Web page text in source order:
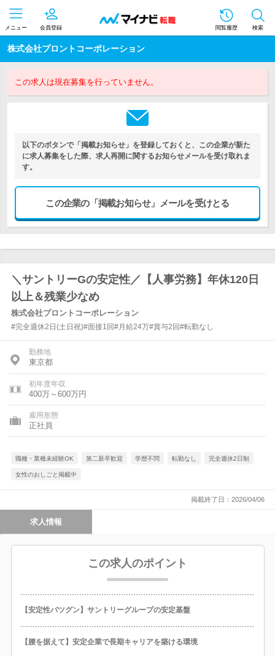
メニュー 会員登録 閲覧履歴 検索
株式会社プロントコーポレーション
この求人は現在募集を行っていません。
以下のボタンで「掲載お知らせ」を登録しておくと、この企業が新た
に求人募集をした際、求人再開に関するお知らせメールを受け取れま
す。
この企業の「掲載お知らせ」メールを受けとる
＼サントリーGの安定性／【人事労務】年休120日
以上＆残業少なめ
株式会社プロントコーポレーション
#完全週休2日(土日祝)#面接1回#月給24万#賞与2回#転勤なし
勤務地
東京都
初年度年収
400万～600万円
雇用形態
正社員
職種・業種未経験OK 第二新卒歓迎 学歴不問 転勤なし 完全週休2日制
女性のおしごと掲載中
掲載終了日：2026/04/06
求人情報
この求人のポイント
【安定性バツグン】サントリーグループの安定基盤
【腰を据えて】安定企業で長期キャリアを築ける環境